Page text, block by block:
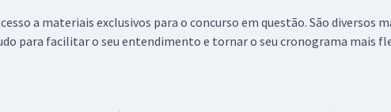
a materiais exclusivos para o concurso em questão. São
para facilitar o seu entendimento e tornar o seu cronograma mais